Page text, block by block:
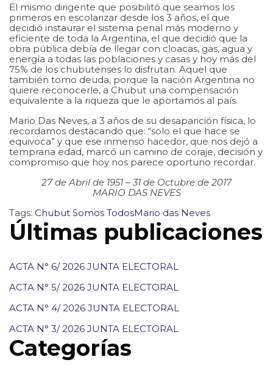
El mismo dirigente que posibilitó que seamos los
primeros en escolarizar desde los 3 años, el que
decidió instaurar el sistema penal más moderno y
eficiente de toda la Argentina, el que decidió que la
obra pública debía de llegar con cloacas, gas, agua y
energía a todas las poblaciones y casas y hoy más del
75% de los chubutenses lo disfrutan. Aquel que
también tomo deuda, porque la nación Argentina no
quiere reconocerle, a Chubut una compensación
equivalente a la riqueza que le aportamos al país.
Mario Das Neves, a 3 años de su desaparición física, lo
recordamos destacando que: “solo el que hace se
equivoca” y que ese inmenso hacedor, que nos dejó a
temprana edad, marcó un camino de coraje, decisión y
compromiso que hoy nos parece oportuno recordar.
27 de Abril de 1951 – 31 de Octubre de 2017
MARIO DAS NEVES
Tags: Chubut Somos TodosMario das Neves
Últimas publicaciones
ACTA N° 6/ 2026 JUNTA ELECTORAL
ACTA N° 5/ 2026 JUNTA ELECTORAL
ACTA N° 4/ 2026 JUNTA ELECTORAL
ACTA N° 3/ 2026 JUNTA ELECTORAL
Categorías